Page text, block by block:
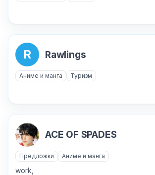
R Rawlings
Аниме и манга Туризм
ACE OF SPADES
Предложки Аниме и манга
work,